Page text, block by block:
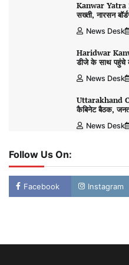
Kanwar Yatra
सख्ती, नारसन
News Desk
Haridwar
डीजे के साथ पहुंचे
News Desk
Uttarakhand
कैबिनेट बैठक,
News Desk
Follow Us On:
Facebook Instagram